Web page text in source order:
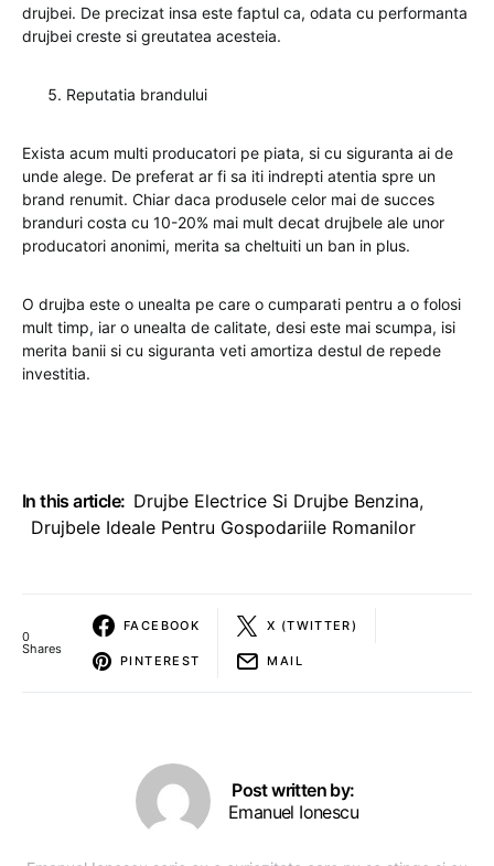
drujbei. De precizat insa este faptul ca, odata cu performanta
drujbei creste si greutatea acesteia.
Reputatia brandului
Exista acum multi producatori pe piata, si cu siguranta ai de
unde alege. De preferat ar fi sa iti indrepti atentia spre un
brand renumit. Chiar daca produsele celor mai de succes
branduri costa cu 10-20% mai mult decat drujbele ale unor
producatori anonimi, merita sa cheltuiti un ban in plus.
O drujba este o unealta pe care o cumparati pentru a o folosi
mult timp, iar o unealta de calitate, desi este mai scumpa, isi
merita banii si cu siguranta veti amortiza destul de repede
investitia.
In this article: Drujbe Electrice Si Drujbe Benzina,
Drujbele Ideale Pentru Gospodariile Romanilor
0
Shares
FACEBOOK X (TWITTER)
PINTEREST MAIL
Post written by:
Emanuel Ionescu